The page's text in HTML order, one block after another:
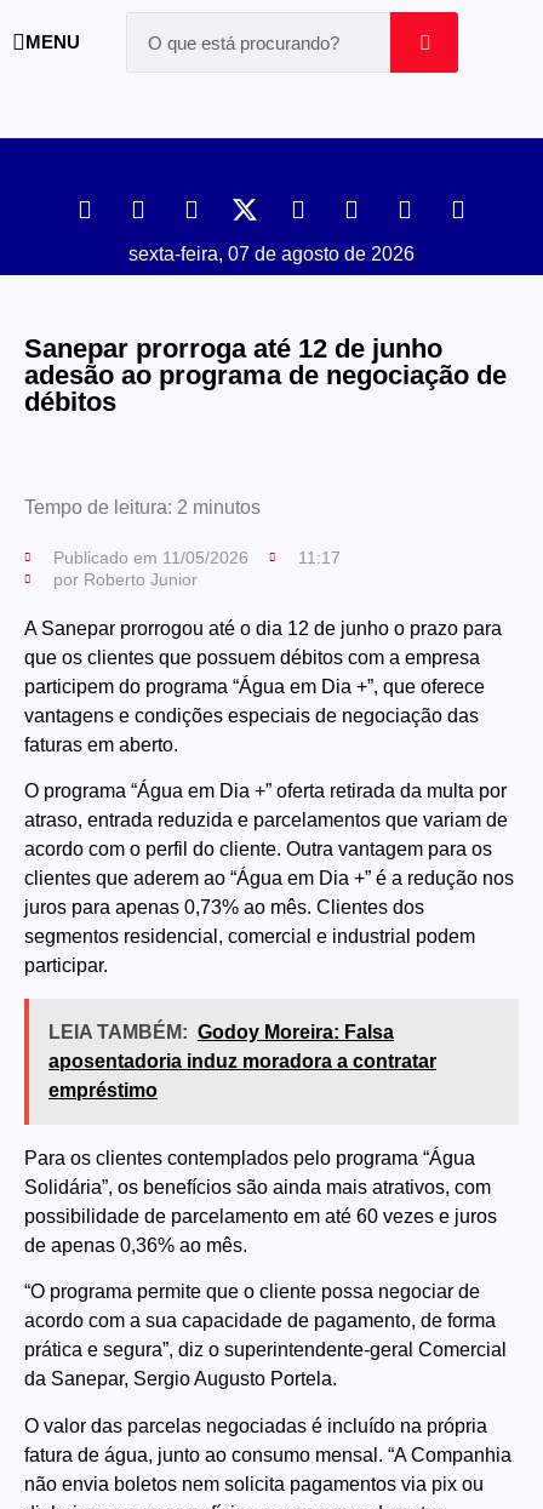
MENU
sexta-feira, 07 de agosto de 2026
Sanepar prorroga até 12 de junho
adesão ao programa de negociação de
débitos
Tempo de leitura: 2 minutos
Publicado em 11/05/2026
11:17
por Roberto Junior
A Sanepar prorrogou até o dia 12 de junho o prazo para
que os clientes que possuem débitos com a empresa
participem do programa “Água em Dia +”, que oferece
vantagens e condições especiais de negociação das
faturas em aberto.
O programa “Água em Dia +” oferta retirada da multa por
atraso, entrada reduzida e parcelamentos que variam de
acordo com o perfil do cliente. Outra vantagem para os
clientes que aderem ao “Água em Dia +” é a redução nos
juros para apenas 0,73% ao mês. Clientes dos
segmentos residencial, comercial e industrial podem
participar.
LEIA TAMBÉM: Godoy Moreira: Falsa
aposentadoria induz moradora a contratar
empréstimo
Para os clientes contemplados pelo programa “Água
Solidária”, os benefícios são ainda mais atrativos, com
possibilidade de parcelamento em até 60 vezes e juros
de apenas 0,36% ao mês.
“O programa permite que o cliente possa negociar de
acordo com a sua capacidade de pagamento, de forma
prática e segura”, diz o superintendente-geral Comercial
da Sanepar, Sergio Augusto Portela.
O valor das parcelas negociadas é incluído na própria
fatura de água, junto ao consumo mensal. “A Companhia
não envia boletos nem solicita pagamentos via pix ou